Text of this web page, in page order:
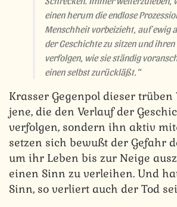
einen herum die endlose
Menschheit vorbeizieht, auf ewig
der Geschichte zu sitzen und
verfolgen, wie sie ständig
einen selbst zurückläßt.“
Krasser Gegenpol dieser
jene, die den Verlauf der
verfolgen, sondern ihn aktiv
setzen sich bewußt der Gefahr
um ihr Leben bis zur Neige
einen Sinn zu verleihen. Und
Sinn, so verliert auch der Tod